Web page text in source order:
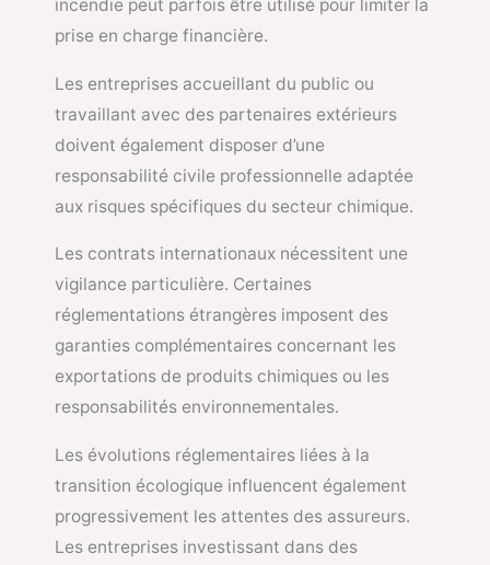
incendie peut parfois être utilisé pour limiter la
prise en charge financière.
Les entreprises accueillant du public ou
travaillant avec des partenaires extérieurs
doivent également disposer d’une
responsabilité civile professionnelle adaptée
aux risques spécifiques du secteur chimique.
Les contrats internationaux nécessitent une
vigilance particulière. Certaines
réglementations étrangères imposent des
garanties complémentaires concernant les
exportations de produits chimiques ou les
responsabilités environnementales.
Les évolutions réglementaires liées à la
transition écologique influencent également
progressivement les attentes des assureurs.
Les entreprises investissant dans des